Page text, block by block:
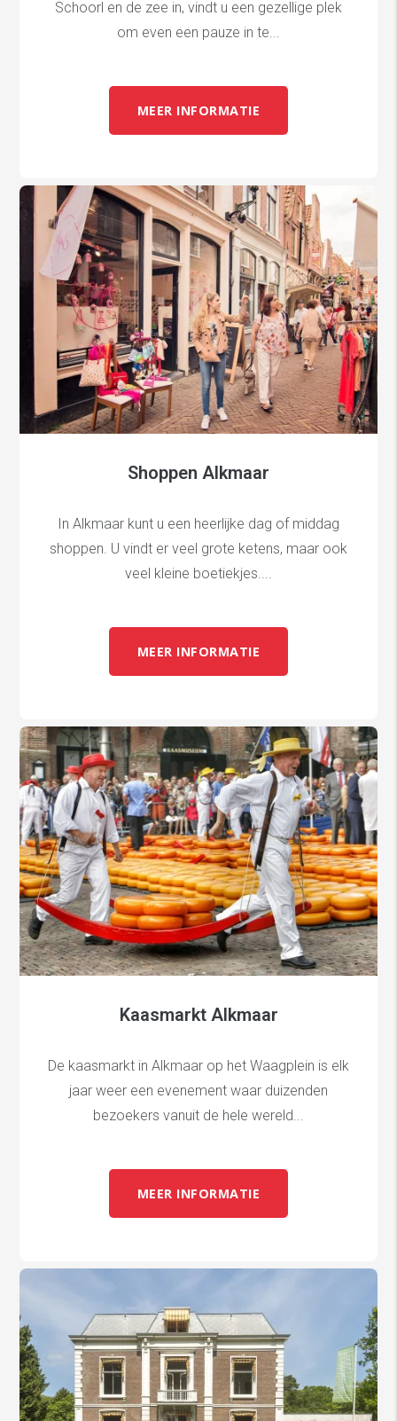
Schoorl en de zee in, vindt u een gezellige plek
om even een pauze in te...
MEER INFORMATIE
Shoppen Alkmaar
In Alkmaar kunt u een heerlijke dag of middag
shoppen. U vindt er veel grote ketens, maar ook
veel kleine boetiekjes....
MEER INFORMATIE
Kaasmarkt Alkmaar
De kaasmarkt in Alkmaar op het Waagplein is elk
jaar weer een evenement waar duizenden
bezoekers vanuit de hele wereld...
MEER INFORMATIE